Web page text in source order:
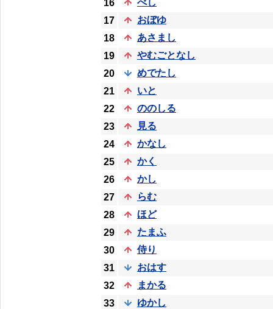
16
べし
17
おぼゆ
18
あさまし
19
やむごとなし
20
めでたし
21
いと
22
ののしる
23
見る
24
かなし
25
かく
26
かし
27
らむ
28
ほど
29
たまふ
30
侍り
31
おはす
32
まかる
33
ゆかし